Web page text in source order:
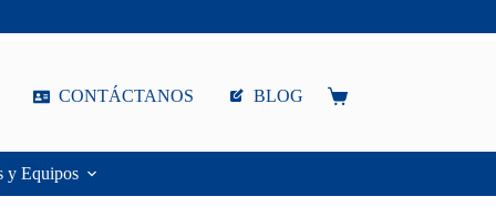
CONTÁCTANOS BLOG
Carro
y Equipos